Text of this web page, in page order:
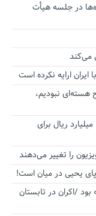
در جلسه هیأت
می‌کند
ارایه نکرده است
هسته‌ای نبودیم،
آستانه الزام به دریافت صورت های مالی به ۱۰۰ میلیارد ریال برای
را تغییر می‌دهند
پای یحیی در میان است!
بود /اکران در تابستان